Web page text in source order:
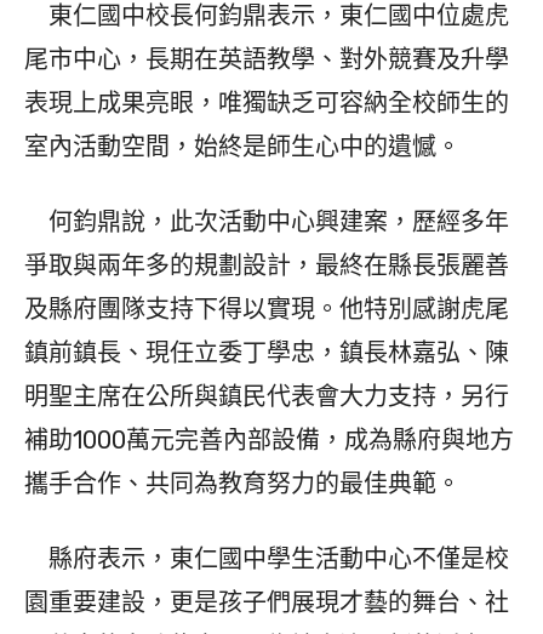
東仁國中校長何鈞鼎表示，東仁國中位處虎
尾市中心，長期在英語教學、對外競賽及升學
表現上成果亮眼，唯獨缺乏可容納全校師生的
室內活動空間，始終是師生心中的遺憾。
何鈞鼎說，此次活動中心興建案，歷經多年
爭取與兩年多的規劃設計，最終在縣長張麗善
及縣府團隊支持下得以實現。他特別感謝虎尾
鎮前鎮長、現任立委丁學忠，鎮長林嘉弘、陳
明聖主席在公所與鎮民代表會大力支持，另行
補助1000萬元完善內部設備，成為縣府與地方
攜手合作、共同為教育努力的最佳典範。
縣府表示，東仁國中學生活動中心不僅是校
園重要建設，更是孩子們展現才藝的舞台、社